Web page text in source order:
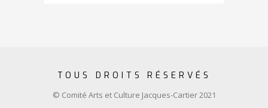
TOUS DROITS RÉSERVÉS
© Comité Arts et Culture Jacques-Cartier 2021